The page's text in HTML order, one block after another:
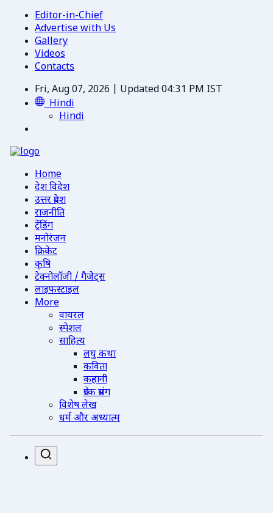
Editor-in-Chief
Advertise with Us
Gallery
Videos
Contacts
Fri, Aug 07, 2026 | Updated 04:31 PM IST
Hindi
Hindi
Home
देश विदेश
उत्तर प्रदेश
राजनीति
ट्रेंडिंग
मनोरंजन
क्रिकेट
कृषि
टेक्नोलॉजी / गैजेट्स
लाइफस्टाइल
More
वायरल
स्पेशल
साहित्य
लघु कथा
कविता
कहानी
प्रेरक प्रसंग
विशेष लेख
धर्म और अध्यात्म